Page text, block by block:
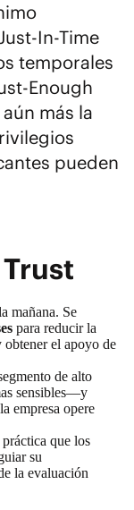
In-Time
temporales
Enough
más la
pueden
mañana. Se
para reducir la
el apoyo de
de alto
sensibles—y
empresa opere
que los
su
la evaluación